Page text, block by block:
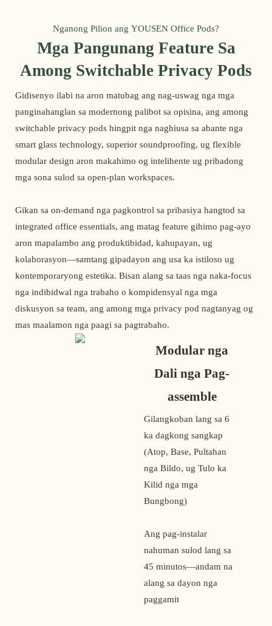
Nganong Pilion ang YOUSEN Office Pods?
Mga Pangunang Feature Sa
Among Switchable Privacy Pods
Gidisenyo ilabi na aron matubag ang nag-uswag nga mga
panginahanglan sa modernong palibot sa opisina, ang among
switchable privacy pods hingpit nga naghiusa sa abante nga
smart glass technology, superior soundproofing, ug flexible
modular design aron makahimo og intelihente ug pribadong
mga sona sulod sa open-plan workspaces.
Gikan sa on-demand nga pagkontrol sa pribasiya hangtod sa
integrated office essentials, ang matag feature gihimo pag-ayo
aron mapalambo ang produktibidad, kahupayan, ug
kolaborasyon—samtang gipadayon ang usa ka istiloso ug
kontemporaryong estetika. Bisan alang sa taas nga naka-focus
nga indibidwal nga trabaho o kompidensyal nga mga
diskusyon sa team, ang among mga privacy pod nagtanyag og
mas maalamon nga paagi sa pagtrabaho.
Modular nga
Dali nga Pag-
assemble
Gilangkoban lang sa 6
ka dagkong sangkap
(Atop, Base, Pultahan
nga Bildo, ug Tulo ka
Kilid nga mga
Bungbong)
Ang pag-instalar
nahuman sulod lang sa
45 minutos—andam na
alang sa dayon nga
paggamit